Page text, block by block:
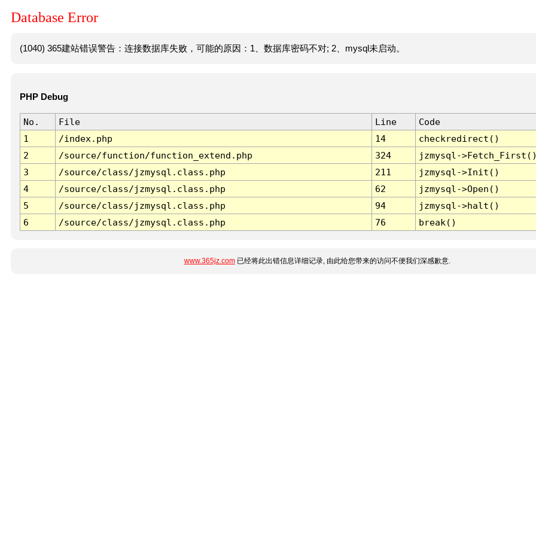
Database Error
(1040) 365建站错误警告：连接数据库失败，可能的原因：1、数据库密码不对; 2、mysql未启动。
PHP Debug
No. File Line
Code
1
/index.php 14
checkredirect()
2
/source/function/function_extend.php 324
jzmysql-
3
/source/class/jzmysql.class.php 211
jzmysql->Init()
4
/source/class/jzmysql.class.php 62
jzmysql->Open()
5
/source/class/jzmysql.class.php 94
jzmysql->halt()
6
/source/class/jzmysql.class.php 76 break()
www.365jz.com已经将此出错信息详细记录, 由此给您带来的访问不便我们深感歉意.